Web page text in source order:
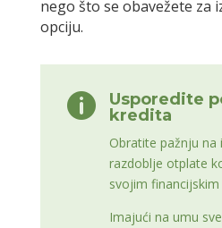
nego što se obavežete za
opciju.

Usporedite
kredita
Obratite pažnju na
razdoblje otplate
svojim
Imajući na umu